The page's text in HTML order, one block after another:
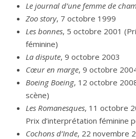
Le journal d’une femme de
Zoo story, 7 octobre 1999
Les bonnes, 5 octobre 2001
féminine)
La dispute, 9 octobre 2003
Cœur en marge, 9 octobre
Boeing Boeing, 12 octobre
scène)
Les Romanesques, 11 octobre
Prix d’interprétation féminine
Cochons d’Inde, 22 novembre